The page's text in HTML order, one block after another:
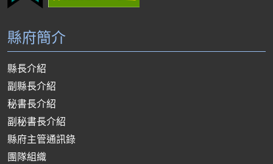
縣府簡介
縣長介紹
副縣長介紹
秘書長介紹
副秘書長介紹
縣府主管通訊錄
團隊組織